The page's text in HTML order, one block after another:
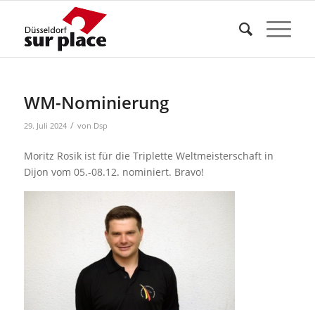
WM-Nominierung
29. Juli 2024 / von Dsp
Moritz Rosik ist für die Triplette Weltmeisterschaft in
Dijon vom 05.-08.12. nominiert. Bravo!